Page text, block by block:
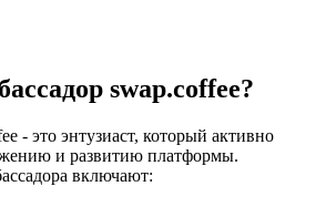
swap.coffee?
- это энтузиаст, который активно
и развитию платформы.
включают: